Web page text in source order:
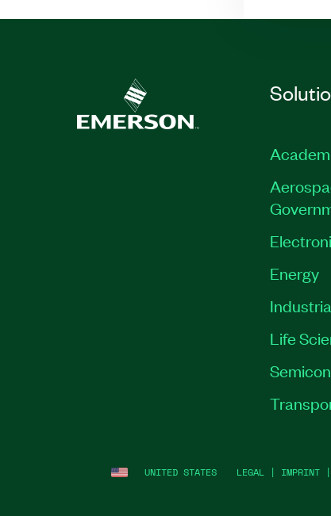
Energy
Life
UNITED STATES LEGAL | IMPRINT |